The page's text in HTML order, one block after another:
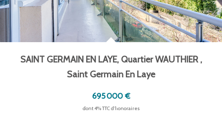
SAINT GERMAIN EN LAYE, Quartier WAUTHIER ,
Saint Germain En Laye
695 000 €
dont 4% TTC d'honoraires